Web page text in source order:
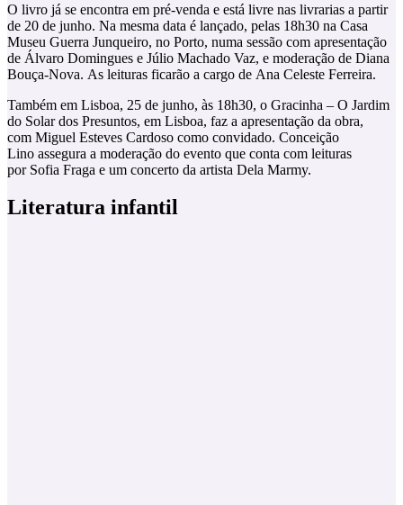
O livro já se encontra em pré-venda e está livre nas livrarias a partir
de 20 de junho. Na mesma data é lançado, pelas 18h30 na Casa
Museu Guerra Junqueiro, no Porto, numa sessão com apresentação
de Álvaro Domingues e Júlio Machado Vaz, e moderação de Diana
Bouça-Nova. As leituras ficarão a cargo de Ana Celeste Ferreira.
Também em Lisboa, 25 de junho, às 18h30, o Gracinha – O Jardim
do Solar dos Presuntos, em Lisboa, faz a apresentação da obra,
com Miguel Esteves Cardoso como convidado. Conceição
Lino assegura a moderação do evento que conta com leituras
por Sofia Fraga e um concerto da artista Dela Marmy.
Literatura infantil